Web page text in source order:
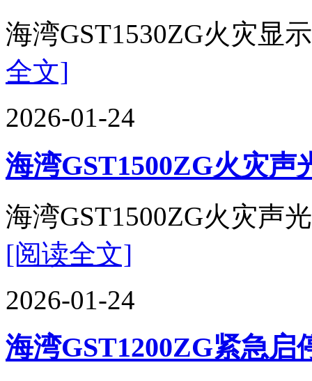
海湾GST1530ZG火灾显
全文]
2026-01-24
海湾GST1500ZG火灾
海湾GST1500ZG火灾声
[阅读全文]
2026-01-24
海湾GST1200ZG紧急